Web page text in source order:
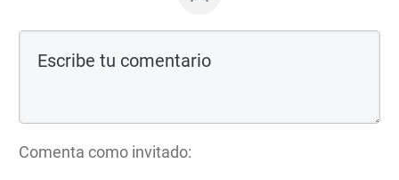
Comenta como invitado: